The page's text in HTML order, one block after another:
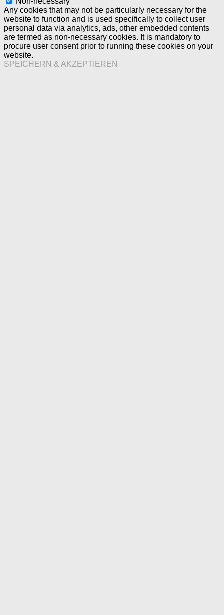
Any cookies that may not be particularly necessary for the
website to function and is used specifically to collect user
personal data via analytics, ads, other embedded contents
are termed as non-necessary cookies. It is mandatory to
procure user consent prior to running these cookies on your
website.
SPEICHERN & AKZEPTIEREN